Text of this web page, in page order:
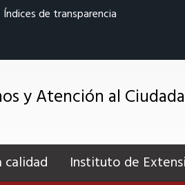
Índices de transparencia
y Atención al
Instituto de